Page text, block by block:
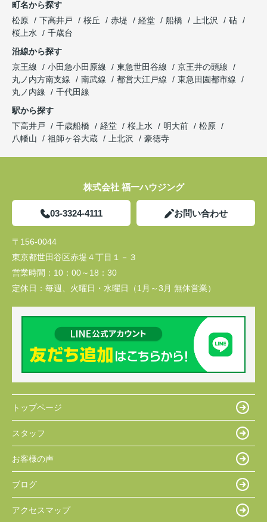
町名から探す
松原
下高井戸 桜丘 赤堤 経堂 船橋 上北沢
砧
桜上水
千歳台
沿線から探す
京王線
小田急小田原線 東急世田谷線
京王井の頭線
丸ノ内方南支線
南武線 都営大江戸線
東急田園都市線
丸ノ内線
千代田線
駅から探す
下高井戸
千歳船橋 経堂 桜上水 明大前
松原
八幡山
祖師ヶ谷大蔵 上北沢 豪徳寺
株式会社 福一ハウジング
03-3324-4111 お問い合わせ
〒156-0044
東京都世田谷区赤堤４丁目１－３
営業時間： 10：00～18：30
定休日： 毎週、火曜日・水曜日（1月～3月 無休営業）
トップページ
スタッフ
お客様の声
ブログ
アクセスマップ